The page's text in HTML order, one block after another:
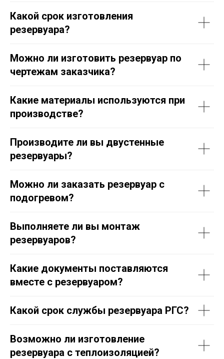
Какой срок изготовления
резервуара?
Можно ли изготовить резервуар по
чертежам заказчика?
Какие материалы используются при
производстве?
Производите ли вы двустенные
резервуары?
Можно ли заказать резервуар с
подогревом?
Выполняете ли вы монтаж
резервуаров?
Какие документы поставляются
вместе с резервуаром?
Какой срок службы резервуара РГС?
Возможно ли изготовление
резервуара с теплоизоляцией?